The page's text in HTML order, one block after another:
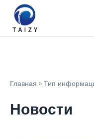
Главная » Тип
Новости